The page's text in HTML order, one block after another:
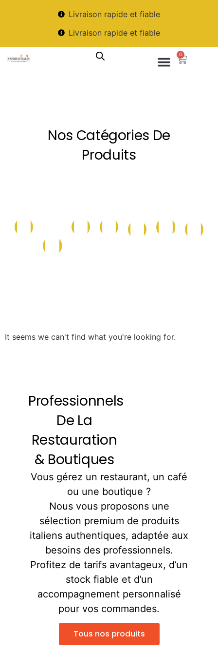
Livraison rapide et fiable
Livraison rapide et fiable
0
Nos Catégories De
Produits
La
Boutique
Conserves
Produits
de
Epicerie
Salée
Epicerie
Sucrée
Maison
et
Cave
Italienneet
It seems we can't find what you're looking for.
Professionnels
De La
Restauration
& Boutiques
Vous gérez un restaurant, un café
ou une boutique ?
Nous vous proposons une
sélection premium de produits
italiens authentiques, adaptée aux
besoins des professionnels.
Profitez de tarifs avantageux, d’un
stock fiable et d’un
accompagnement personnalisé
pour vos commandes.
Tous nos produits